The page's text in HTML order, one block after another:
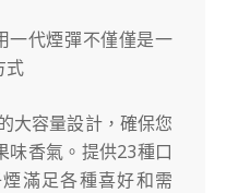
一代煙彈不僅僅是一
式
大容量設計，確保您
味香氣。提供23種口
滿足各種喜好和需